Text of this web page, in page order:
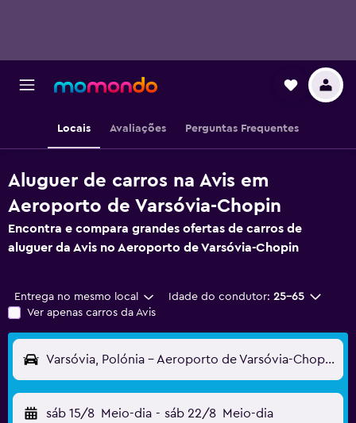
Locais Avaliações Perguntas Frequentes
Aluguer de carros na Avis em
Aeroporto de Varsóvia-Chopin
Encontra e compara grandes ofertas de carros de
aluguer da Avis no Aeroporto de Varsóvia-Chopin
Entrega no mesmo local Idade do condutor: 25-65
Ver apenas carros da Avis
Varsóvia, Polónia - Aeroporto de Varsóvia-Chopin (WAW)
sáb 15/8 Meio-dia - sáb 22/8 Meio-dia